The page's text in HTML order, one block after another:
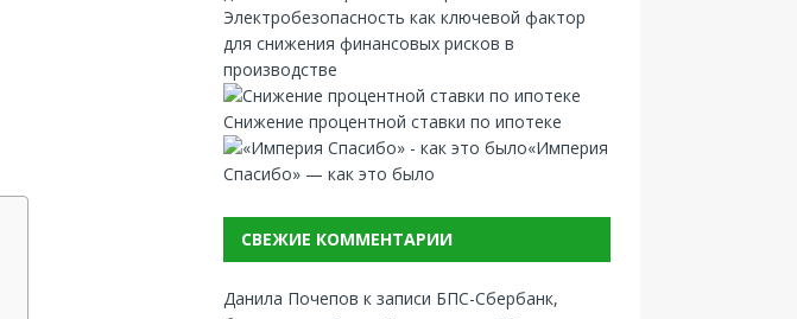
Электробезопасность как ключевой фактор
для снижения финансовых рисков в
производстве
Снижение процентной ставки по ипотеке
«Империя
Спасибо» — как это было
СВЕЖИЕ КОММЕНТАРИИ
Данила Почепов к записи БПС-Сбербанк,